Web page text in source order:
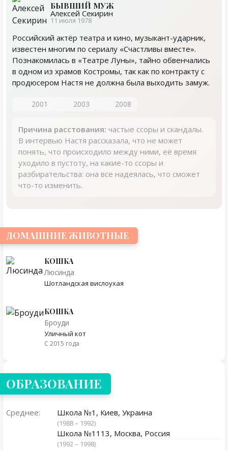
БЫВШИЙ МУЖ
Алексей Секирин
11 июля 1978
Российский актёр театра и кино, музыкант-ударник,
известен многим по сериалу «Счастливы вместе».
Познакомилась в «Театре Луны», тайно обвенчались
в одном из храмов Костромы, так как по контракту с
продюсером Настя не должна была выходить замуж.
2001 2003 2008
Причина расстования: частые ссоры и скандалы.
В интервью Настя рассказала, что не может
понять, что происходило между ними, её время
уходило в пустоту, на какие-то ссоры и
разбирательства: она все надеялась, что сможет
что-то изменить.
ДОМАШНИЕ ЖИВОТНЫЕ
КОШКА
Люсинда
Шотландская вислоухая
КОШКА
Броуди
Уличный кот
С 2015 года
ОБРАЗОВАНИЕ
Среднее: Школа №1, Киев, Украина
(1988 – 1992)
Школа №1113, Москва, Россия
(1992 – 1998)